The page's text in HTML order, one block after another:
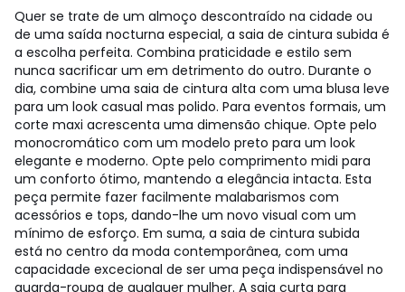
Quer se trate de um almoço descontraído na cidade ou
de uma saída nocturna especial, a saia de cintura subida é
a escolha perfeita. Combina praticidade e estilo sem
nunca sacrificar um em detrimento do outro. Durante o
dia, combine uma saia de cintura alta com uma blusa leve
para um look casual mas polido. Para eventos formais, um
corte maxi acrescenta uma dimensão chique. Opte pelo
monocromático com um modelo preto para um look
elegante e moderno. Opte pelo comprimento midi para
um conforto ótimo, mantendo a elegância intacta. Esta
peça permite fazer facilmente malabarismos com
acessórios e tops, dando-lhe um novo visual com um
mínimo de esforço. Em suma, a saia de cintura subida
está no centro da moda contemporânea, com uma
capacidade excecional de ser uma peça indispensável no
guarda-roupa de qualquer mulher. A saia curta para